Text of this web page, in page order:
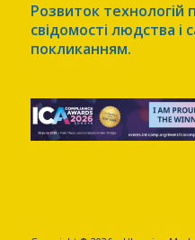
Розвиток технологій
свідомості людства
покликанням.